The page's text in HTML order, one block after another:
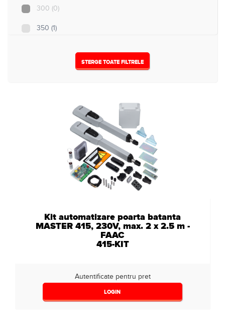
300 (0)
350 (1)
Nespecificat(4)
STERGE TOATE FILTRELE
Kit automatizare poarta batanta
MASTER 415, 230V, max. 2 x 2.5 m -
FAAC
415-KIT
Autentificate pentru pret
LOGIN